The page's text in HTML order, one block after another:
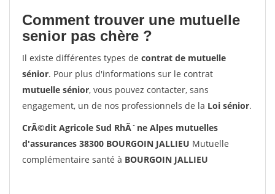
Comment trouver une mutuelle
senior pas chère ?
Il existe différentes types de contrat de mutuelle
sénior. Pour plus d'informations sur le contrat
mutuelle sénior, vous pouvez contacter, sans
engagement, un de nos professionnels de la Loi sénior.
CrÃ©dit Agricole Sud RhÃ´ne Alpes mutuelles
d'assurances 38300 BOURGOIN JALLIEU Mutuelle
complémentaire santé à BOURGOIN JALLIEU